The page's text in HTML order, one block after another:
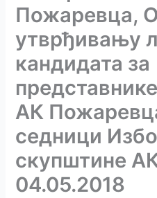
Пожаревца,
утврђивању
кандидата за
АК
седници
скупштине
04.05.2018